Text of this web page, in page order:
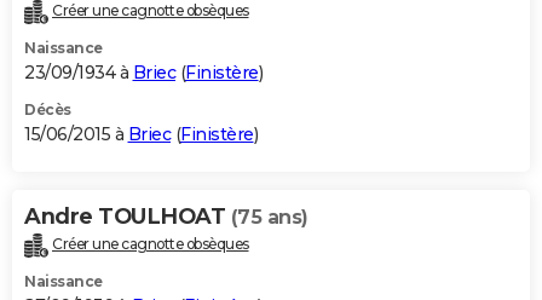
Créer une cagnotte obsèques
Naissance
23/09/1934 à Briec(Finistère)
Décès
15/06/2015 à Briec(Finistère)
Andre TOULHOAT (75 ans)
Créer une cagnotte obsèques
Naissance